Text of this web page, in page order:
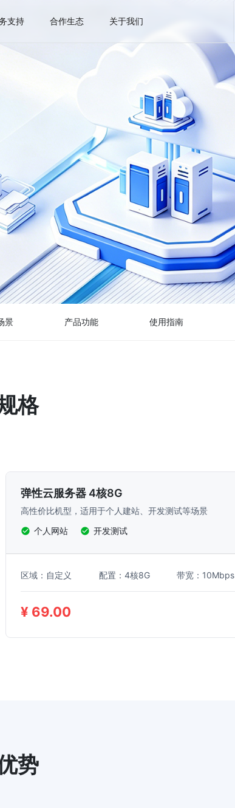
支持 合作生态 关于我们
景 产品功能 使用指南
格
弹性云服务器 4核8G
高性价比机型，适用于个人建站、开发测试等场景
个人网站
开发测试
区域：自定义 配置：4核8G 带宽：10Mbps
¥ 69.00
势